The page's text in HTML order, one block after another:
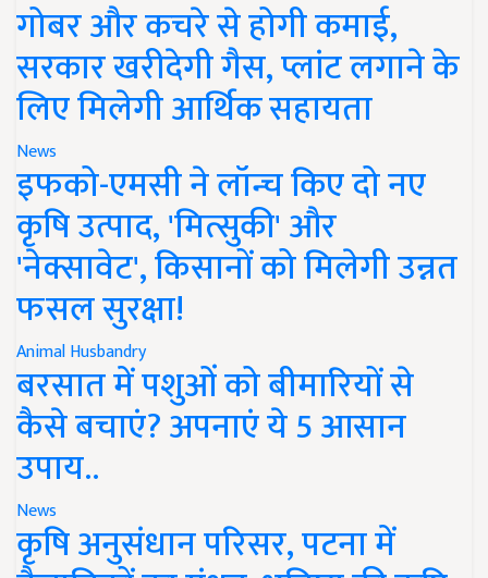
गोबर और कचरे से होगी कमाई,
सरकार खरीदेगी गैस, प्लांट लगाने के
लिए मिलेगी आर्थिक सहायता
News
इफको-एमसी ने लॉन्च किए दो नए
कृषि उत्पाद, 'मित्सुकी' और
'नेक्सावेट', किसानों को मिलेगी उन्नत
फसल सुरक्षा!
Animal Husbandry
बरसात में पशुओं को बीमारियों से
कैसे बचाएं? अपनाएं ये 5 आसान
उपाय..
News
कृषि अनुसंधान परिसर, पटना में